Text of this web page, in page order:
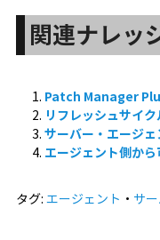
関連ナレッ
Patch Manager
リフレッシュサイク
サーバー・エージ
エージェント側か
タグ:エージェント ・ サ